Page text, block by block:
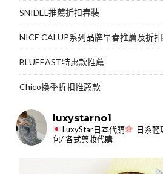
SNIDEL推薦折扣春裝
NICE CALUP系列品牌早春推薦及折
BLUEEAST特惠款推薦
Chico換季折扣推薦款
luxystarno1
LuxyStar日本代購
日系輕
包/ 各式藥妝代購